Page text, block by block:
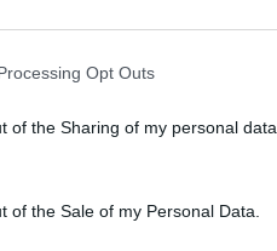
Opt Outs
of the Sharing of my personal data.
of the Sale of my Personal Data.